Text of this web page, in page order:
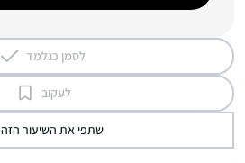
לסמן כנלמד
לעקוב
שתפי את השיעור הזה